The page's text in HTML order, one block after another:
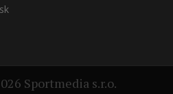
Sportmedia s.r.o.